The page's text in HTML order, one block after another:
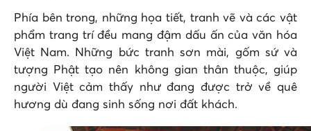
Phía bên trong, những họa tiết, tranh vẽ và các vật
phẩm trang trí đều mang đậm dấu ấn của văn hóa
Việt Nam. Những bức tranh sơn mài, gốm sứ và
tượng Phật tạo nên không gian thân thuộc, giúp
người Việt cảm thấy như đang được trở về quê
hương dù đang sinh sống nơi đất khách.